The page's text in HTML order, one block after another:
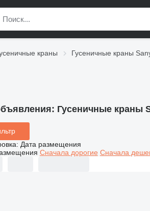
краны Гусеничные краны
Гусеничные краны
: Дата размещения
Сначала дорогие Сначала